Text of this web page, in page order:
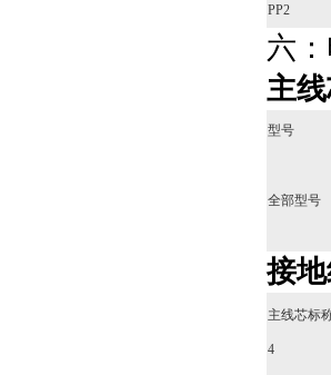
PP2
六
主
型号
全部型号
接
主线芯标
4